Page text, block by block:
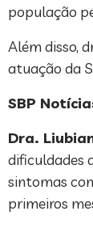
população
Além disso,
atuação da
SBP
Dra.
dificuldades
sintomas
primeiros